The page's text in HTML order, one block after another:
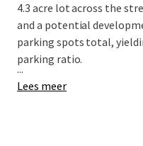
4.3 acre lot across the
and a potential
parking spots total,
parking ratio.
...
Lees meer